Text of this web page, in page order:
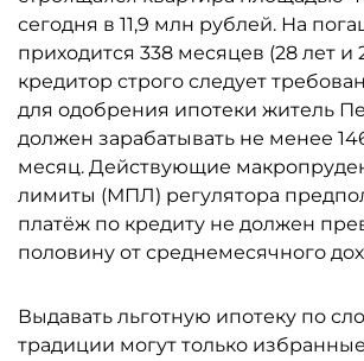
сегодня в 11,9 млн рублей. На
приходится 338 месяцев (28 лет и
кредитор строго следует
для одобрения ипотеки житель
должен зарабатывать не менее
месяц. Действующие
лимиты (МПЛ) регулятора
платёж по кредиту не должен
половину от среднемесячного
Выдавать льготную ипотеку по
традиции могут только